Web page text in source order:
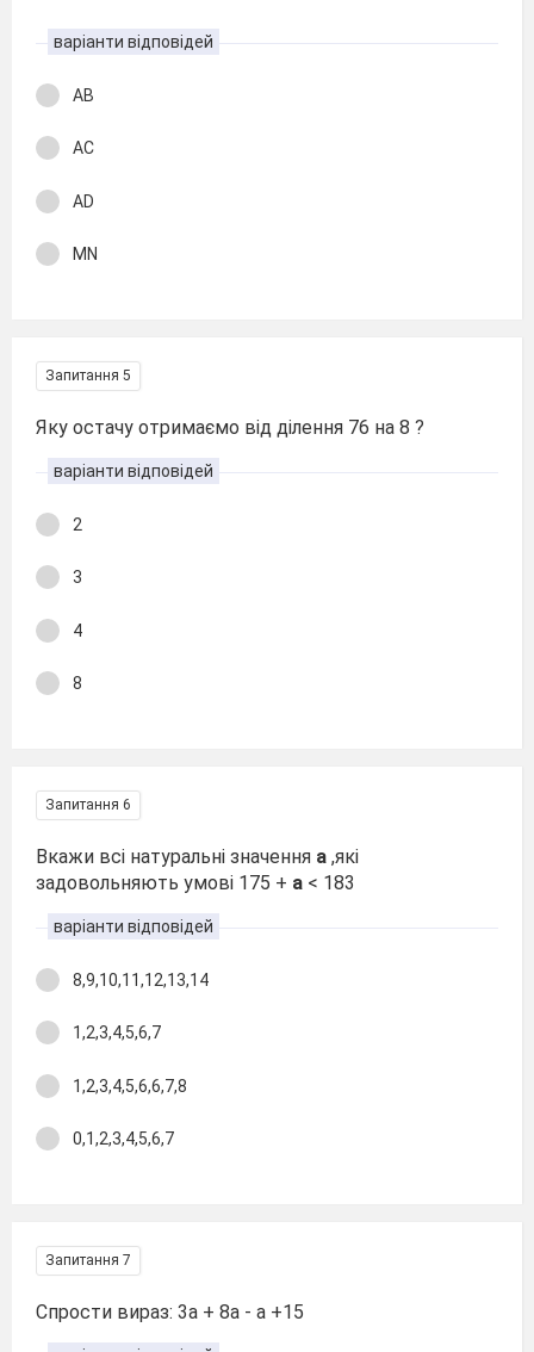
варіанти відповідей
АВ
АС
АD
МN
Запитання 5
Яку остачу отримаємо від ділення 76 на 8 ?
варіанти відповідей
2
3
4
8
Запитання 6
Вкажи всі натуральні значення а ,які
задовольняють умові 175 + а < 183
варіанти відповідей
8,9,10,11,12,13,14
1,2,3,4,5,6,7
1,2,3,4,5,6,6,7,8
0,1,2,3,4,5,6,7
Запитання 7
Спрости вираз: 3а + 8а - а +15